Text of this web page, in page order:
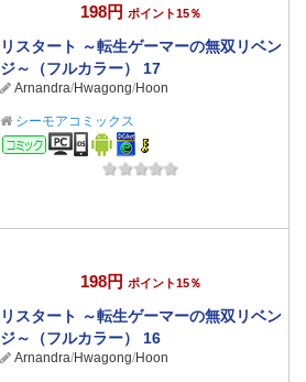
198円 ポイント15％
リスタート ～転生ゲーマーの無双リベン
ジ～（フルカラー） 17
Arnandra/Hwagong/Hoon
シーモアコミックス
コミック
198円 ポイント15％
リスタート ～転生ゲーマーの無双リベン
ジ～（フルカラー） 16
Arnandra/Hwagong/Hoon